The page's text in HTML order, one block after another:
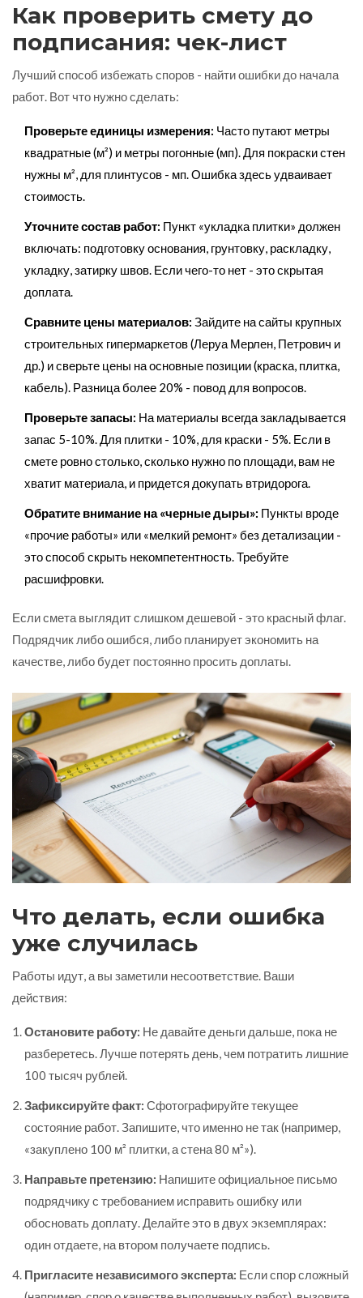
Как проверить смету до
подписания: чек-лист
Лучший способ избежать споров - найти ошибки до начала
работ. Вот что нужно сделать:
Проверьте единицы измерения: Часто путают метры
квадратные (м²) и метры погонные (мп). Для покраски стен
нужны м², для плинтусов - мп. Ошибка здесь удваивает
стоимость.
Уточните состав работ: Пункт «укладка плитки» должен
включать: подготовку основания, грунтовку, раскладку,
укладку, затирку швов. Если чего-то нет - это скрытая
доплата.
Сравните цены материалов: Зайдите на сайты крупных
строительных гипермаркетов (Леруа Мерлен, Петрович и
др.) и сверьте цены на основные позиции (краска, плитка,
кабель). Разница более 20% - повод для вопросов.
Проверьте запасы: На материалы всегда закладывается
запас 5-10%. Для плитки - 10%, для краски - 5%. Если в
смете ровно столько, сколько нужно по площади, вам не
хватит материала, и придется докупать втридорога.
Обратите внимание на «черные дыры»: Пункты вроде
«прочие работы» или «мелкий ремонт» без детализации -
это способ скрыть некомпетентность. Требуйте
расшифровки.
Если смета выглядит слишком дешевой - это красный флаг.
Подрядчик либо ошибся, либо планирует экономить на
качестве, либо будет постоянно просить доплаты.
Что делать, если ошибка
уже случилась
Работы идут, а вы заметили несоответствие. Ваши
действия:
Остановите работу: Не давайте деньги дальше, пока не
разберетесь. Лучше потерять день, чем потратить лишние
100 тысяч рублей.
Зафиксируйте факт: Сфотографируйте текущее
состояние работ. Запишите, что именно не так (например,
«закуплено 100 м² плитки, а стена 80 м²»).
Направьте претензию: Напишите официальное письмо
подрядчику с требованием исправить ошибку или
обосновать доплату. Делайте это в двух экземплярах:
один отдаете, на втором получаете подпись.
Пригласите независимого эксперта: Если спор сложный